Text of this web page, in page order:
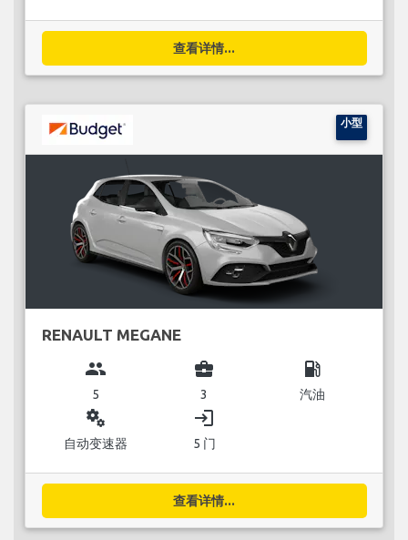
查看详情...
小型
RENAULT MEGANE
group
5
business_center
3
local_gas_station
汽油
miscellaneous_services
自动变速器
login
5 门
查看详情...